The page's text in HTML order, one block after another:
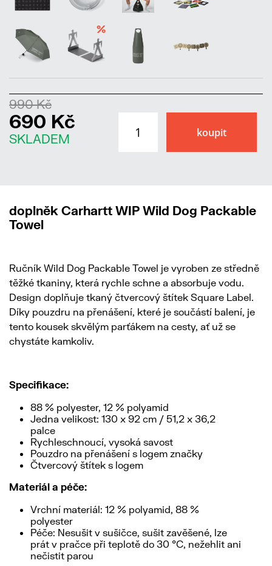
%
990 Kč
690 Kč
SKLADEM
doplněk Carhartt WIP Wild Dog Packable
Towel
Ručník Wild Dog Packable Towel je vyroben ze středně
těžké tkaniny, která rychle schne a absorbuje vodu.
Design doplňuje tkaný čtvercový štítek Square Label.
Díky pouzdru na přenášení, které je součástí balení, je
tento kousek skvělým parťákem na cesty, ať už se
chystáte kamkoliv.
Specifikace:
88 % polyester, 12 % polyamid
Jedna velikost: 130 x 92 cm / 51,2 x 36,2
palce
Rychleschnoucí, vysoká savost
Pouzdro na přenášení s logem značky
Čtvercový štítek s logem
Materiál a péče:
Vrchní materiál: 12 % polyamid, 88 %
polyester
Péče: Nesušit v sušičce, sušit zavěšené, lze
prát v pračce při teplotě do 30 °C, nežehlit ani
nečistit parou